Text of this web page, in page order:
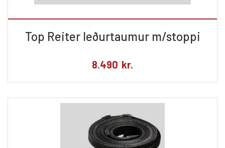
Top Reiter leðurtaumur m/stoppi
8.490 kr.